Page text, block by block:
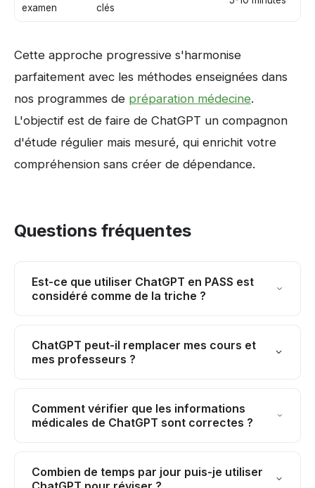
examen
clés
Cette approche progressive s'harmonise
parfaitement avec les méthodes enseignées dans
nos programmes de préparation médecine.
L'objectif est de faire de ChatGPT un compagnon
d'étude régulier mais mesuré, qui enrichit votre
compréhension sans créer de dépendance.
Questions fréquentes
Est-ce que utiliser ChatGPT en PASS est
considéré comme de la triche ?
pour créer des supports de révision, reformuler des
concepts ou vous auto-évaluer. C'est de la triche si
ChatGPT peut-il remplacer mes cours et
mes professeurs ?
votre formation, pas un substitut. Les cours
magistraux, TD et supports officiels restent vos
Comment vérifier que les informations
médicales de ChatGPT sont correctes ?
officiels, manuels de référence et sources
Combien de temps par jour puis-je utiliser